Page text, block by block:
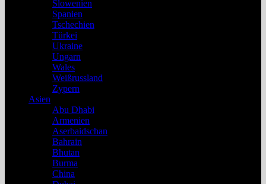
Slowenien
Spanien
Tschechien
Türkei
Ukraine
Ungarn
Wales
Weißrussland
Zypern
Asien
Abu Dhabi
Armenien
Aserbaidschan
Bahrain
Bhutan
Burma
China